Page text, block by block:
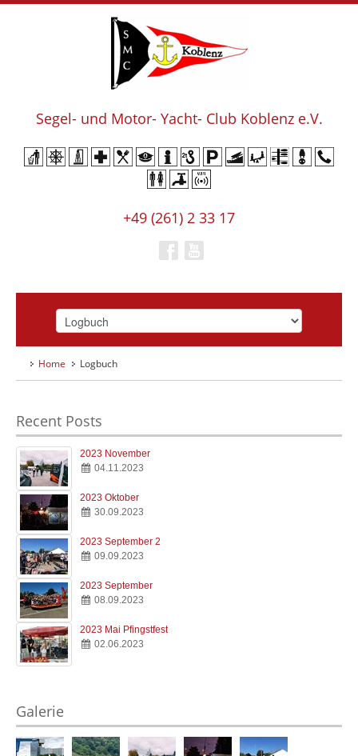
Segel- und Motor- Yacht- Club Koblenz e.V.
+49 (261) 2 33 17
Willkommen
Clubinfos
Essen & Trinken
Jugend & Ausbildung
Logbuch
Home Logbuch
Recent Posts
2023 November
04.11.2023
2023 Oktober
30.09.2023
2023 September 2
09.09.2023
2023 September
08.09.2023
2023 Mai Pfingstfest
02.06.2023
Galerie